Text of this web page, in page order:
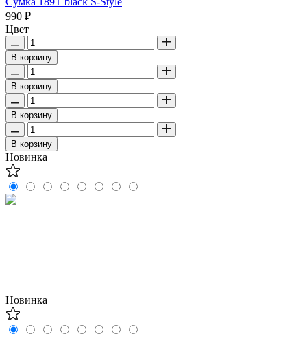
990 ₽
Цвет
В корзину
В корзину
В корзину
В корзину
Новинка
Новинка